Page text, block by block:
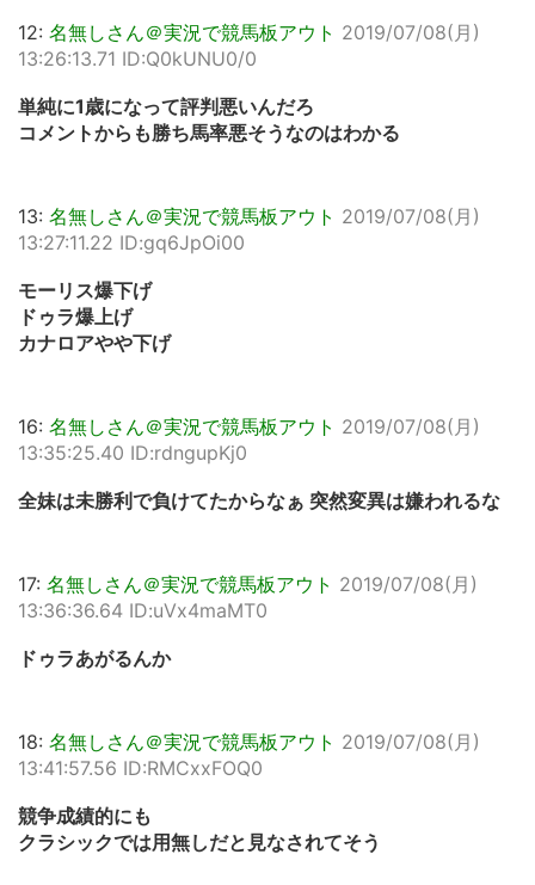
12: 名無しさん＠実況で競馬板アウト 2019/07/08(月)
13:26:13.71 ID:Q0kUNU0/0
単純に1歳になって評判悪いんだろ
コメントからも勝ち馬率悪そうなのはわかる
13: 名無しさん＠実況で競馬板アウト 2019/07/08(月)
13:27:11.22 ID:gq6JpOi00
モーリス爆下げ
ドゥラ爆上げ
カナロアやや下げ
16: 名無しさん＠実況で競馬板アウト 2019/07/08(月)
13:35:25.40 ID:rdngupKj0
全妹は未勝利で負けてたからなぁ 突然変異は嫌われるな
17: 名無しさん＠実況で競馬板アウト 2019/07/08(月)
13:36:36.64 ID:uVx4maMT0
ドゥラあがるんか
18: 名無しさん＠実況で競馬板アウト 2019/07/08(月)
13:41:57.56 ID:RMCxxFOQ0
競争成績的にも
クラシックでは用無しだと見なされてそう